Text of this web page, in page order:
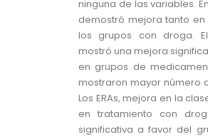
ninguna de las variables.
demostró mejora tanto en
los grupos con droga.
mostró una mejora
en grupos de
mostraron mayor número
Los ERAs, mejora en la
en tratamiento con
significativa a favor del